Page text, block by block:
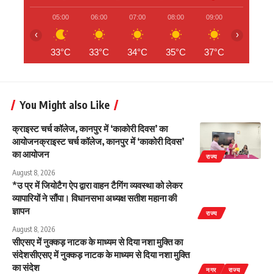
05:00
33°C
06:00
33°C
07:00
34°C
08:00
35°C
09:00
37°C
‹ ›
You Might also Like
राज्य
क्राइस्ट चर्च कॉलेज, कानपुर में ‘काकोरी दिवस’ का
आयोजनक्राइस्ट चर्च कॉलेज, कानपुर में ‘काकोरी दिवस’
का आयोजन
August 8, 2026
राज्य
*उ प्र में जियोटैग ऐप द्वारा वाहन टैगिंग व्यवस्था को लेकर
व्यापारियों ने सौंपा। विधानसभा अध्यक्ष सतीश महाना की
ज्ञापन
August 8, 2026
नगर राज्य
सीएसए में नुक्कड़ नाटक के माध्यम से दिया नशा मुक्ति का
संदेशसीएसए में नुक्कड़ नाटक के माध्यम से दिया नशा मुक्ति
का संदेश